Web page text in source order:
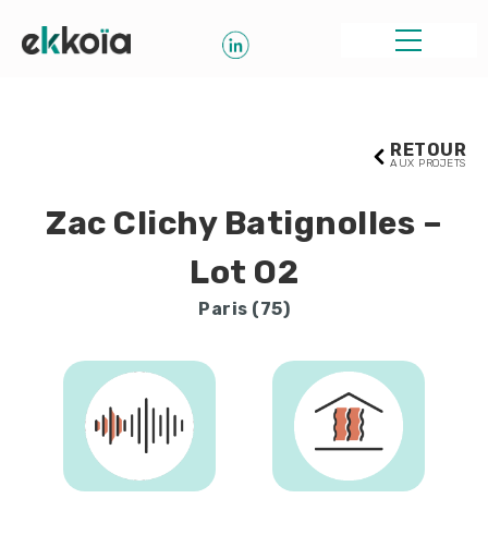
RETOUR
AUX PROJETS
Zac Clichy Batignolles –
Lot O2
Paris (75)